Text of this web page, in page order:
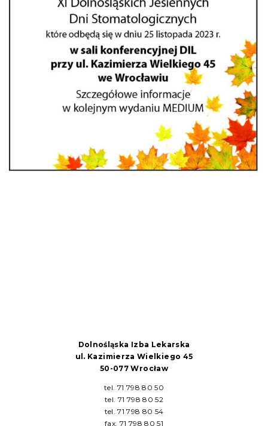
Dolnośląska Izba Lekarska
ul. Kazimierza Wielkiego 45
50-077 Wrocław
tel. 71 798 80 50
tel. 71 798 80 52
tel. 71 798 80 54
fax. 71 798 80 51